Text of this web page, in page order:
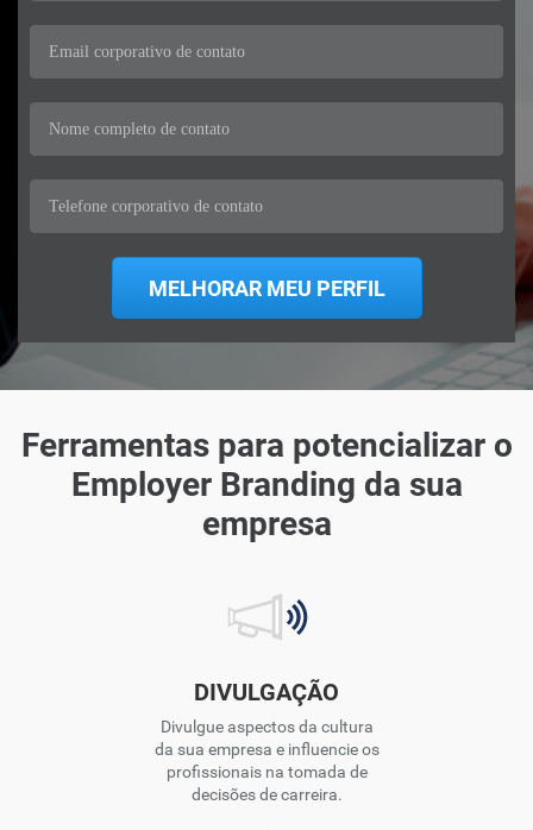
Ferramentas para potencializar o
Employer Branding da sua
empresa
DIVULGAÇÃO
Divulgue aspectos da cultura
da sua empresa e influencie os
profissionais na tomada de
decisões de carreira.